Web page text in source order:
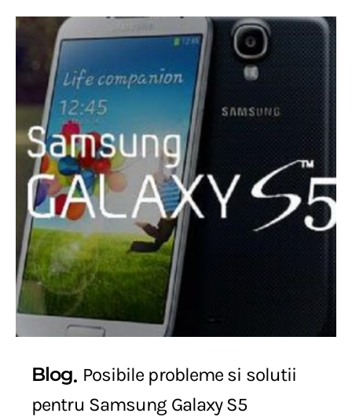
Blog Posibile probleme si solutii
pentru Samsung Galaxy S5